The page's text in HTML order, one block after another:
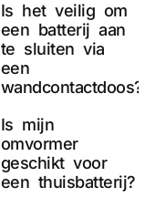
Is het veilig om
een batterij aan
te sluiten via
een
wandcontactdoos?
Is mijn
omvormer
geschikt voor
een thuisbatterij?